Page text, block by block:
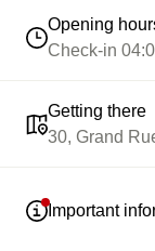
Opening
Check-in
Getting there
30, Grand
Important